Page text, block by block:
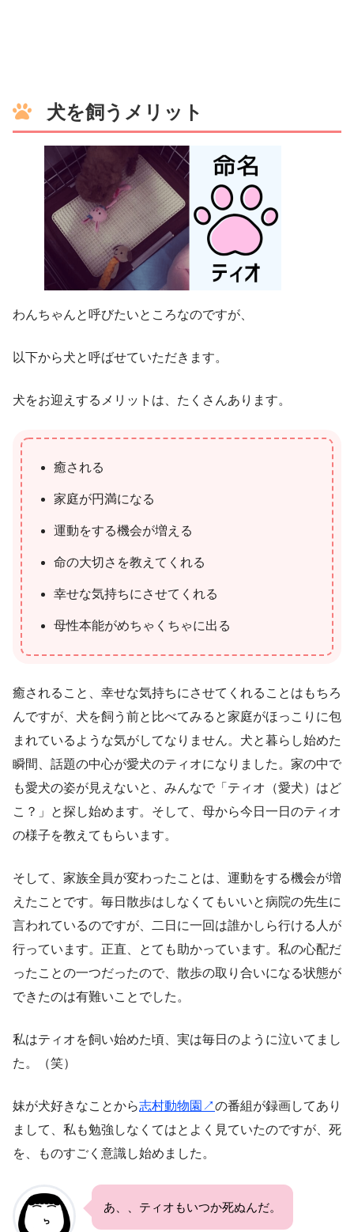
犬を飼うメリット
わんちゃんと呼びたいところなのですが、
以下から犬と呼ばせていただきます。
犬をお迎えするメリットは、たくさんあります。
癒される
家庭が円満になる
運動をする機会が増える
命の大切さを教えてくれる
幸せな気持ちにさせてくれる
母性本能がめちゃくちゃに出る
癒されること、幸せな気持ちにさせてくれることはもちろ
んですが、犬を飼う前と比べてみると家庭がほっこりに包
まれているような気がしてなりません。犬と暮らし始めた
瞬間、話題の中心が愛犬のティオになりました。家の中で
も愛犬の姿が見えないと、みんなで「ティオ（愛犬）はど
こ？」と探し始めます。そして、母から今日一日のティオ
の様子を教えてもらいます。
そして、家族全員が変わったことは、運動をする機会が増
えたことです。毎日散歩はしなくてもいいと病院の先生に
言われているのですが、二日に一回は誰かしら行ける人が
行っています。正直、とても助かっています。私の心配だ
ったことの一つだったので、散歩の取り合いになる状態が
できたのは有難いことでした。
私はティオを飼い始めた頃、実は毎日のように泣いてまし
た。（笑）
妹が犬好きなことから志村動物園↗︎の番組が録画してあり
まして、私も勉強しなくてはとよく見ていたのですが、死
を、ものすごく意識し始めました。
あ、、ティオもいつか死ぬんだ。